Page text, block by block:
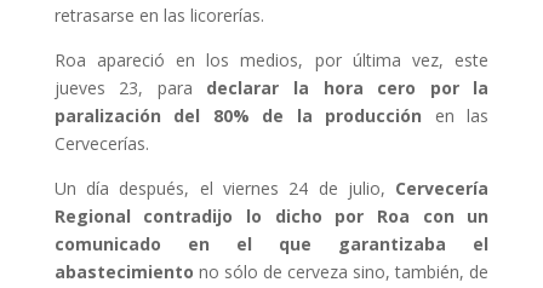
retrasarse en las licorerías.
Roa apareció en los medios, por última vez, este
jueves 23, para declarar la hora cero por la
paralización del 80% de la producción en las
Cervecerías.
Un día después, el viernes 24 de julio, Cervecería
Regional contradijo lo dicho por Roa con un
comunicado en el que garantizaba el
abastecimiento no sólo de cerveza sino, también, de